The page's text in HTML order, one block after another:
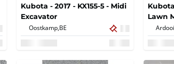
Kubota - 2017 - KX155-5 - Midi
Excavator
Oostkamp, BE
Lawn